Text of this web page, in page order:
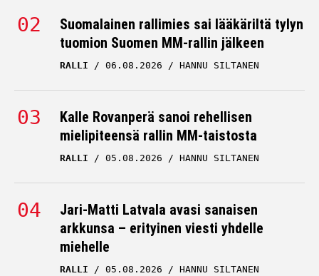
Suomalainen rallimies sai lääkäriltä tylyn
tuomion Suomen MM-rallin jälkeen
RALLI 06.08.2026 HANNU SILTANEN
Kalle Rovanperä sanoi rehellisen
mielipiteensä rallin MM-taistosta
RALLI 05.08.2026 HANNU SILTANEN
Jari-Matti Latvala avasi sanaisen
arkkunsa – erityinen viesti yhdelle
miehelle
RALLI 05.08.2026 HANNU SILTANEN